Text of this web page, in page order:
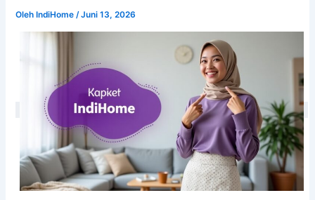
Oleh IndiHome/Juni 13, 2026